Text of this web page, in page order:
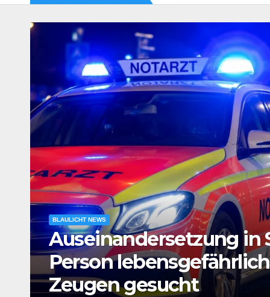
BLAULICHT NEWS
Verdacht auf
Tatverdächtiger in
Untersuchungshaft